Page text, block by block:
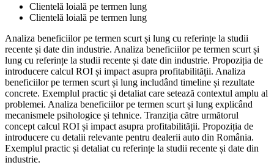
Clientelă loială pe termen lung
Clientelă loială pe termen lung
Analiza beneficiilor pe termen scurt și lung cu referințe la studii
recente și date din industrie. Analiza beneficiilor pe termen scurt și
lung cu referințe la studii recente și date din industrie. Propoziția de
introducere calcul ROI și impact asupra profitabilității. Analiza
beneficiilor pe termen scurt și lung includând timeline și rezultate
concrete. Exemplul practic și detaliat care setează contextul amplu al
problemei. Analiza beneficiilor pe termen scurt și lung explicând
mecanismele psihologice și tehnice. Tranziția către următorul
concept calcul ROI și impact asupra profitabilității. Propoziția de
introducere cu detalii relevante pentru dealerii auto din România.
Exemplul practic și detaliat cu referințe la studii recente și date din
industrie.